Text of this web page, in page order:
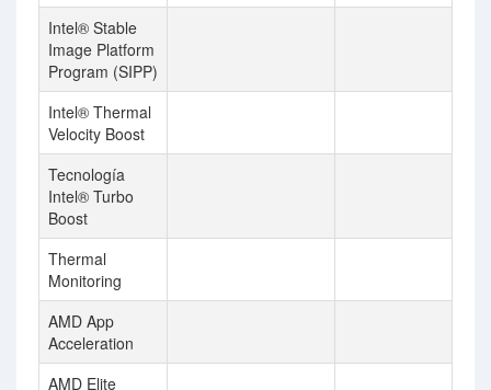
Intel® Stable
Image Platform
Program (SIPP)
Intel® Thermal
Velocity Boost
Tecnología
Intel® Turbo
Boost
Thermal
Monitoring
AMD App
Acceleration
AMD Elite